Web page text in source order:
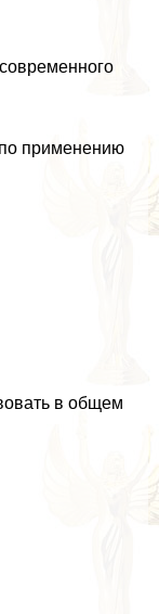
применению
в общем